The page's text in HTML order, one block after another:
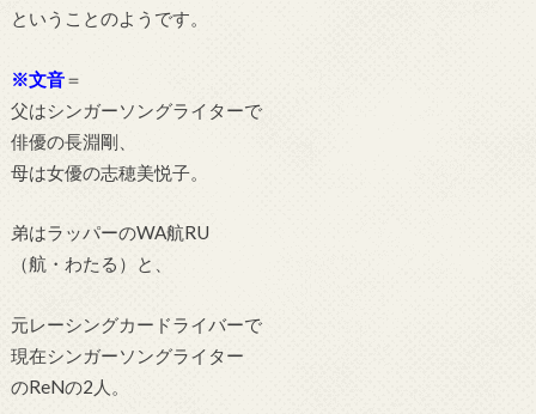
ということのようです。
※文音＝
父はシンガーソングライターで
俳優の長淵剛、
母は女優の志穂美悦子。
弟はラッパーのWA航RU
（航・わたる）と、
元レーシングカードライバーで
現在シンガーソングライター
のReNの2人。